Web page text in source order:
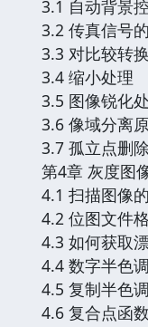
3.1 自动背景
3.2 传真信号
3.3 对比较转
3.4 缩小处理
3.5 图像锐化
3.6 像域分离
3.7 孤立点删
第4章 灰度图
4.1 扫描图像
4.2 位图文件
4.3 如何获取
4.4 数字半色
4.5 复制半色调
4.6 复合点函数